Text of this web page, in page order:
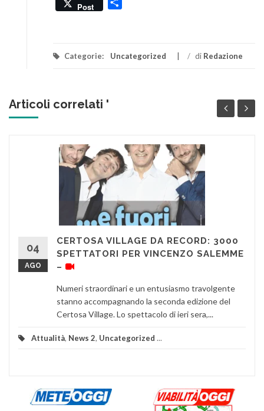
Post
Categorie: Uncategorized / di Redazione
Articoli correlati '
04
AGO
CERTOSA VILLAGE DA RECORD: 3000
SPETTATORI PER VINCENZO SALEMME
–
Numeri straordinari e un entusiasmo travolgente
stanno accompagnando la seconda edizione del
Certosa Village. Lo spettacolo di ieri sera,...
Attualità, News 2, Uncategorized ...